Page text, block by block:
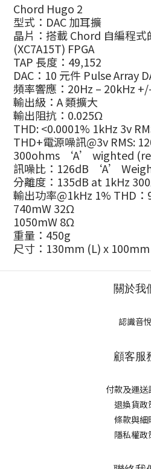
Chord Hugo 2
型式：DAC 加耳擴
晶片：搭載 Chord 自編程式
(XC7A15T) FPGA
TAP 長度：49,152
DAC：10 元件 Pulse Array
頻率響應：20Hz – 20kHz
輸出級：A 類擴大
輸出阻抗：0.025Ω
THD: <0.0001% 1kHz 3v
THD+電源噪訊@3v RMS:
300ohms ‘A’ wighted
訊噪比：126dB ‘A’
分離度：135dB at 1kHz
輸出功率@1kHz 1% THD
740mW 32Ω
1050mW 8Ω
重量：450g
尺寸：130mm (L) x
關於我
認識音悅
顧客服
付款及運送
退換貨政
條款與細
隱私權政